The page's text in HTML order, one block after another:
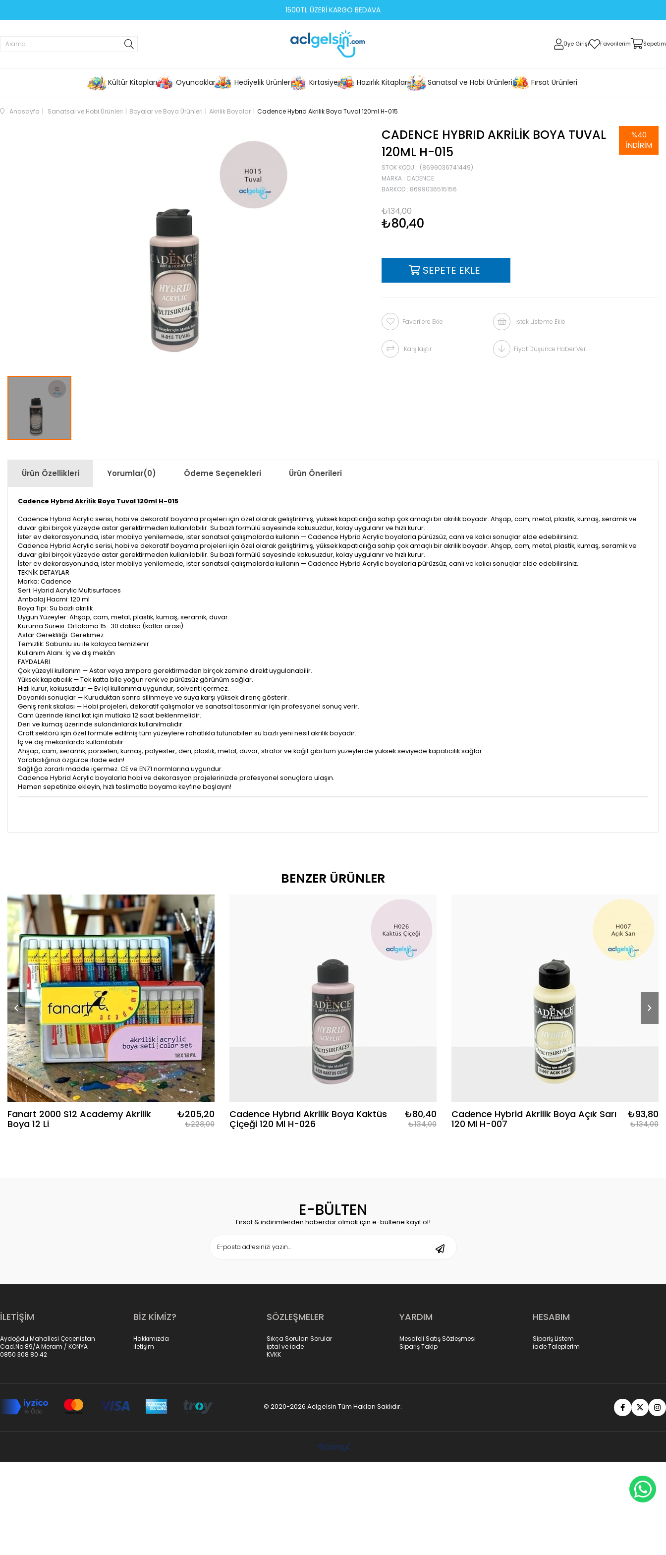
1500TL ÜZERİ KARGO BEDAVA
Üye Girişi Favorilerim Sepetim
Kültür Kitapları Oyuncaklar Hediyelik Ürünler Kırtasiye Hazırlık Kitapları Sanatsal ve Hobi Ürünleri Fırsat Ürünleri
Anasayfa Sanatsal ve Hobi Ürünleri Boyalar ve Boya Ürünleri Akrilik Boyalar Cadence Hybrıd Akrilik Boya Tuval 120ml H-015
CADENCE HYBRID AKRILIK BOYA TUVAL
120ML H-015
STOK KODU
(8699036741449)
MARKA : CADENCE
BARKOD : 8699036515156
₺134,00
₺80,40
%40
İNDIRIM
Favorilere Ekle İstek Listeme Ekle
Karşılaştır Fiyat Düşünce Haber Ver
Ürün Özellikleri Yorumlar(0) Ödeme Seçenekleri Ürün Önerileri
Cadence Hybrıd Akrilik Boya Tuval 120ml H-015
Cadence Hybrid Acrylic serisi, hobi ve dekoratif boyama projeleri için özel olarak geliştirilmiş, yüksek kapatıcılığa sahip çok amaçlı bir akrilik boyadır. Ahşap, cam, metal, plastik, kumaş, seramik ve
duvar gibi birçok yüzeyde astar gerektirmeden kullanılabilir. Su bazlı formülü sayesinde kokusuzdur, kolay uygulanır ve hızlı kurur.
İster ev dekorasyonunda, ister mobilya yenilemede, ister sanatsal çalışmalarda kullanın — Cadence Hybrid Acrylic boyalarla pürüzsüz, canlı ve kalıcı sonuçlar elde edebilirsiniz.
Cadence Hybrid Acrylic serisi, hobi ve dekoratif boyama projeleri için özel olarak geliştirilmiş, yüksek kapatıcılığa sahip çok amaçlı bir akrilik boyadır. Ahşap, cam, metal, plastik, kumaş, seramik ve
duvar gibi birçok yüzeyde astar gerektirmeden kullanılabilir. Su bazlı formülü sayesinde kokusuzdur, kolay uygulanır ve hızlı kurur.
İster ev dekorasyonunda, ister mobilya yenilemede, ister sanatsal çalışmalarda kullanın — Cadence Hybrid Acrylic boyalarla pürüzsüz, canlı ve kalıcı sonuçlar elde edebilirsiniz.
TEKNİK DETAYLAR
Marka: Cadence
Seri: Hybrid Acrylic Multisurfaces
Ambalaj Hacmi: 120 ml
Boya Tipi: Su bazlı akrilik
Uygun Yüzeyler: Ahşap, cam, metal, plastik, kumaş, seramik, duvar
Kuruma Süresi: Ortalama 15–30 dakika (katlar arası)
Astar Gerekliliği: Gerekmez
Temizlik: Sabunlu su ile kolayca temizlenir
Kullanım Alanı: İç ve dış mekân
FAYDALARI
Çok yüzeyli kullanım — Astar veya zımpara gerektirmeden birçok zemine direkt uygulanabilir.
Yüksek kapatıcılık — Tek katta bile yoğun renk ve pürüzsüz görünüm sağlar.
Hızlı kurur, kokusuzdur — Ev içi kullanıma uygundur, solvent içermez.
Dayanıklı sonuçlar — Kuruduktan sonra silinmeye ve suya karşı yüksek direnç gösterir.
Geniş renk skalası — Hobi projeleri, dekoratif çalışmalar ve sanatsal tasarımlar için profesyonel sonuç verir.
Cam üzerinde ikinci kat için mutlaka 12 saat beklenmelidir.
Deri ve kumaş üzerinde sulandırılarak kullanılmalıdır.
Craft sektörü için özel formüle edilmiş tüm yüzeylere rahatlıkla tutunabilen su bazlı yeni nesil akrilik boyadır.
İç ve dış mekanlarda kullanılabilir.
Ahşap, cam, seramik, porselen, kumaş, polyester, deri, plastik, metal, duvar, strafor ve kağıt gibi tüm yüzeylerde yüksek seviyede kapatıcılık sağlar.
Yaratıcılığınızı özgürce ifade edin!
Sağlığa zararlı madde içermez. CE ve EN71 normlarına uygundur.
Cadence Hybrid Acrylic boyalarla hobi ve dekorasyon projelerinizde profesyonel sonuçlara ulaşın.
Hemen sepetinize ekleyin, hızlı teslimatla boyama keyfine başlayın!
BENZER ÜRÜNLER
Fanart 2000 S12 Academy Akrilik
Boya 12 Li
₺205,20
₺228,00
Cadence Hybrıd Akrilik Boya Kaktüs
Çiçeği 120 Ml H-026
₺80,40
₺134,00
Cadence Hybrid Akrilik Boya Açık Sarı
120 Ml H-007
₺93,80
₺134,00
E-BÜLTEN
Fırsat & indirimlerden haberdar olmak için e-bültene kayıt ol!
İLETİŞİM
Aydoğdu Mahallesi Çeçenistan
Cad.No:89/A Meram / KONYA
0850 308 80 42
BİZ KİMİZ?
Hakkımızda
İletişim
SÖZLEŞMELER
Sıkça Sorulan Sorular
İptal ve İade
KVKK
YARDIM
Mesafeli Satış Sözleşmesi
Sipariş Takip
HESABIM
Sipariş Listem
İade Taleplerim
© 2020-2026 Aclgelsin Tüm Hakları Saklıdır.